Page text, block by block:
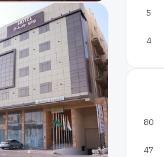
5
4
80
47